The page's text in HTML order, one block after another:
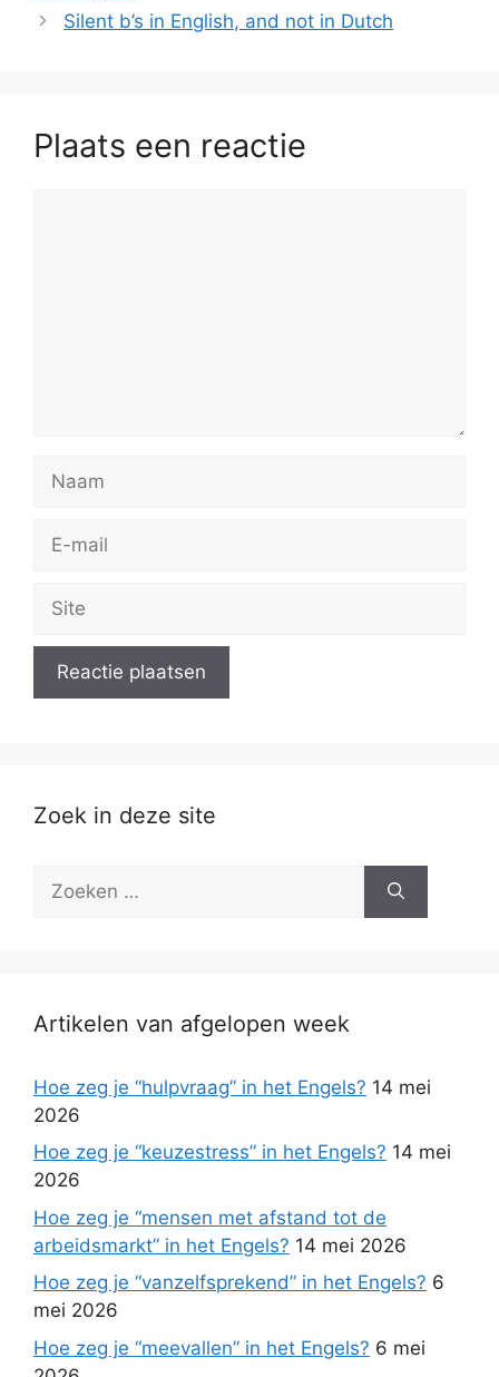
Silent b’s in English, and not in Dutch
Plaats een reactie
mail
Zoek in deze site
naar:
Artikelen van afgelopen week
Hoe zeg je “hulpvraag” in het Engels? 14 mei
2026
Hoe zeg je “keuzestress” in het Engels? 14 mei
2026
Hoe zeg je “mensen met afstand tot de
arbeidsmarkt” in het Engels? 14 mei 2026
Hoe zeg je “vanzelfsprekend” in het Engels? 6
mei 2026
Hoe zeg je “meevallen” in het Engels? 6 mei